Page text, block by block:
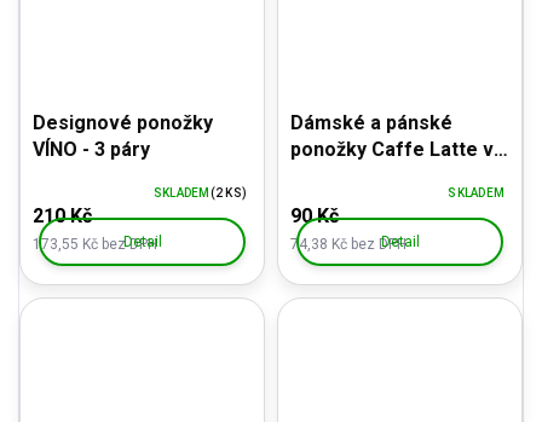
Designové ponožky
VÍNO - 3 páry
173,55 Kč bez DPH
210 Kč
SKLADEM (2 KS)
Detail
Dámské a pánské
ponožky Caffe Latte v
74,38 Kč bez DPH
90 Kč
SKLADEM
Detail